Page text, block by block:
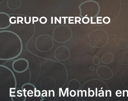
contenido
GRUPO INTERÓLEO
Esteban Momblán